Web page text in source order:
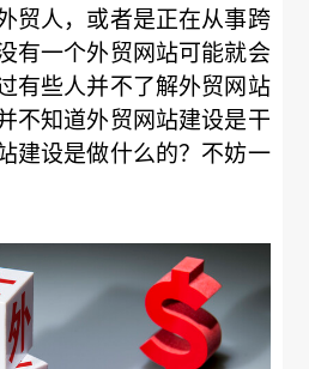
贸人，或者是正在从事跨
有一个外贸网站可能就会
有些人并不了解外贸网站
不知道外贸网站建设是干
建设是做什么的？不妨一